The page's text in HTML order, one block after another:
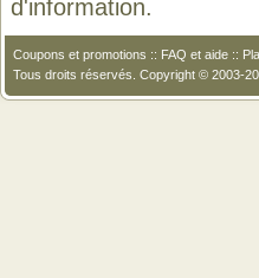
d'information.
Coupons et promotions :: FAQ et aide ::
Tous droits réservés. Copyright © 2003-